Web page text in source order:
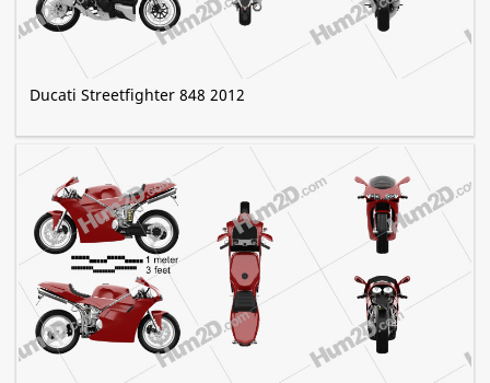
Ducati Streetfighter 848 2012